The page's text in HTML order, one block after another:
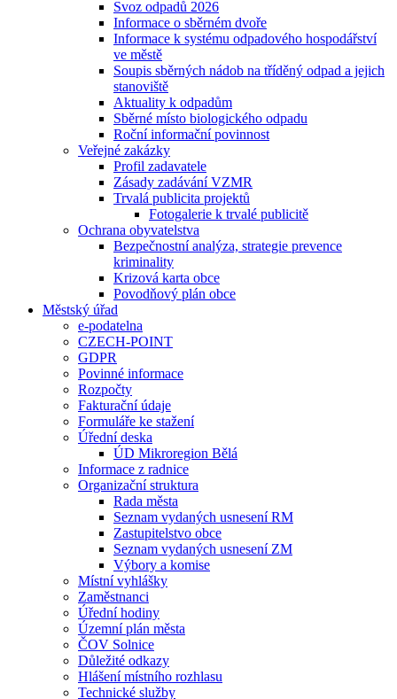
Svoz odpadů 2026
Informace o sběrném dvoře
Informace k systému odpadového hospodářství
ve městě
Soupis sběrných nádob na tříděný odpad a jejich
stanoviště
Aktuality k odpadům
Sběrné místo biologického odpadu
Roční informační povinnost
Veřejné zakázky
Profil zadavatele
Zásady zadávání VZMR
Trvalá publicita projektů
Fotogalerie k trvalé publicitě
Ochrana obyvatelstva
Bezpečnostní analýza, strategie prevence
kriminality
Krizová karta obce
Povodňový plán obce
Městský úřad
e-podatelna
CZECH-POINT
GDPR
Povinné informace
Rozpočty
Fakturační údaje
Formuláře ke stažení
Úřední deska
ÚD Mikroregion Bělá
Informace z radnice
Organizační struktura
Rada města
Seznam vydaných usnesení RM
Zastupitelstvo obce
Seznam vydaných usnesení ZM
Výbory a komise
Místní vyhlášky
Zaměstnanci
Úřední hodiny
Územní plán města
ČOV Solnice
Důležité odkazy
Hlášení místního rozhlasu
Technické služby